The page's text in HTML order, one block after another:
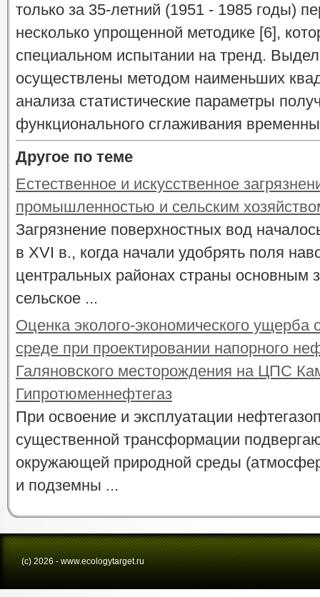
только за 35-летний (1951 - 1985 годы)
несколько упрощенной методике [6],
специальном испытании на тренд.
осуществлены методом наименьших
анализа статистические параметры
функционального сглаживания
Другое по теме
Естественное и искусственное
промышленностью и сельским
Загрязнение поверхностных вод
в XVI в., когда начали удобрять поля
центральных районах страны основным
сельское ...
Оценка эколого-экономического
среде при проектировании напорного
Галяновского месторождения на ЦПС
Гипротюменнефтегаз
При освоение и эксплуатации
существенной трансформации
окружающей природной среды
и подземны ...
(с) 2026 - www.ecologytarget.ru